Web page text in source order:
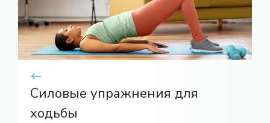
Силовые упражнения для
ходьбы